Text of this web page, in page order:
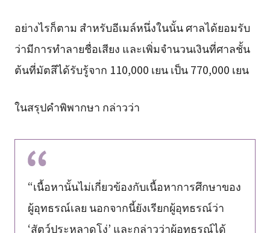
อย่างไรก็ตาม สำหรับอีเมล์หนึ่งในนั้น ศาลได้ยอมรับ
ว่ามีการทำลายชื่อเสียง และเพิ่มจำนวนเงินที่ศาลชั้น
ต้นที่มัตสึได้รับรู้จาก 110,000 เยน เป็น 770,000 เยน
ในสรุปคำพิพากษา กล่าวว่า
“เนื้อหานั้นไม่เกี่ยวข้องกับเนื้อหาการศึกษาของ
ผู้อุทธรณ์เลย นอกจากนี้ยังเรียกผู้อุทธรณ์ว่า
‘สัตว์ประหลาดโง่’ และกล่าวว่าผู้อุทธรณ์ได้